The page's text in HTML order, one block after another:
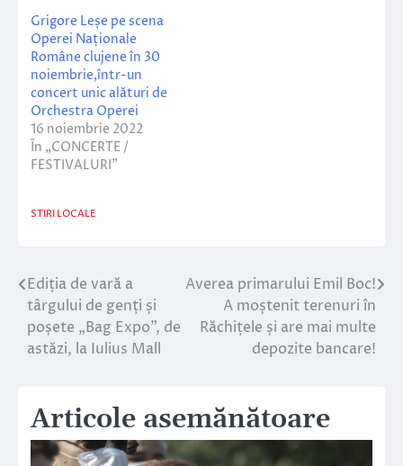
Grigore Leșe pe scena
Operei Naționale
Române clujene în 30
noiembrie,într-un
concert unic alături de
Orchestra Operei
16 noiembrie 2022
În „CONCERTE /
FESTIVALURI”
STIRI LOCALE
Navigare
în
articole
Ediția de vară a
târgului de genți și
poșete „Bag Expo”, de
astăzi, la Iulius Mall
Averea primarului Emil Boc!
A moștenit terenuri în
Răchițele și are mai multe
depozite bancare!
Articole asemănătoare